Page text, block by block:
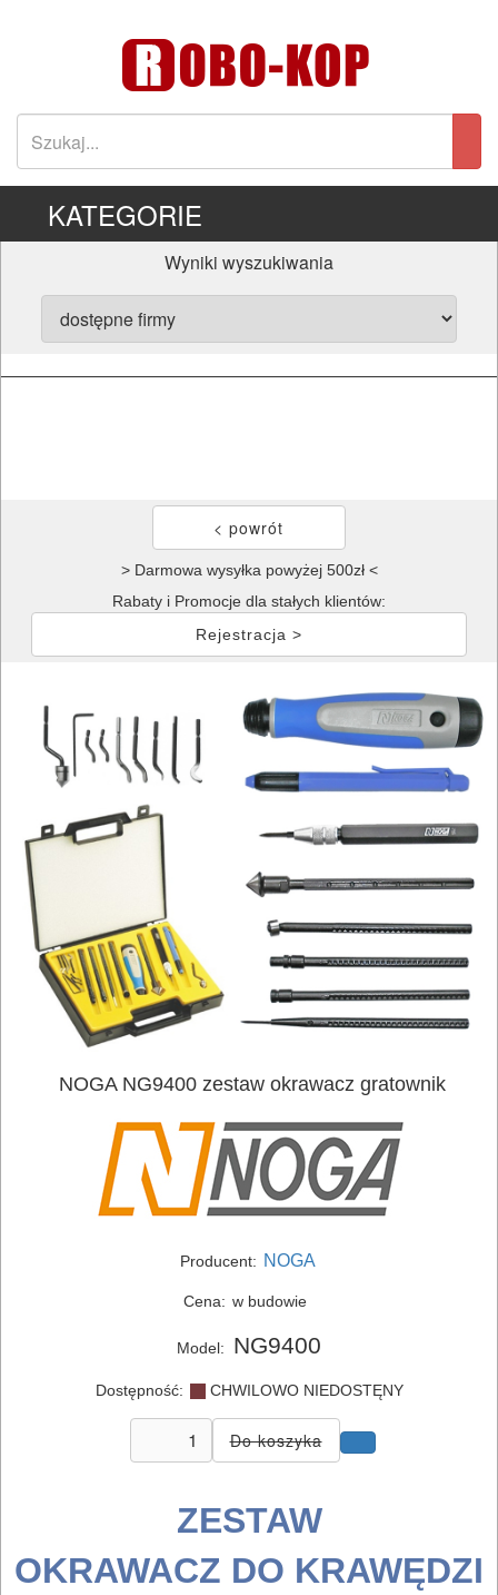
ELEKTRONARZĘDZIA
SIECIOWE
AKUMULATOROWE
OSPRZĘT
ELEKTRONARZĘDZI
MAGAZYNOWANIE
TRANSPORTOWANIE
BUDOWLANE
KATEGORIE
Wyniki wyszukiwania
> Darmowa wysyłka powyżej 500zł <
Rabaty i Promocje dla stałych klientów:
Rejestracja >
NOGA NG9400 zestaw okrawacz gratownik
Producent: NOGA
Cena: w budowie
Model: NG9400
Dostępność: CHWILOWO NIEDOSTĘNY
ZESTAW
OKRAWACZ DO KRAWĘDZI